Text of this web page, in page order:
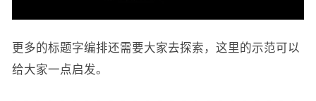
更多的标题字编排还需要大家去探索，这里的示范可以
给大家一点启发。